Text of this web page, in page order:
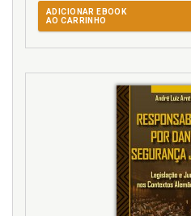
ADICIONAR EBOOK
AO CARRINHO